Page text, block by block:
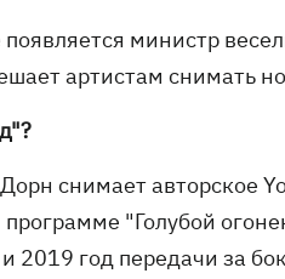
министр
артистам снимать
снимает авторское
"Голубой
2019 год передачи за